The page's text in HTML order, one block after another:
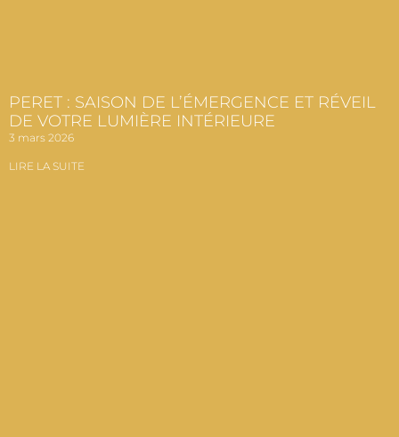
PERET : SAISON DE L’ÉMERGENCE ET RÉVEIL
DE VOTRE LUMIÈRE INTÉRIEURE
3 mars 2026
LIRE LA SUITE